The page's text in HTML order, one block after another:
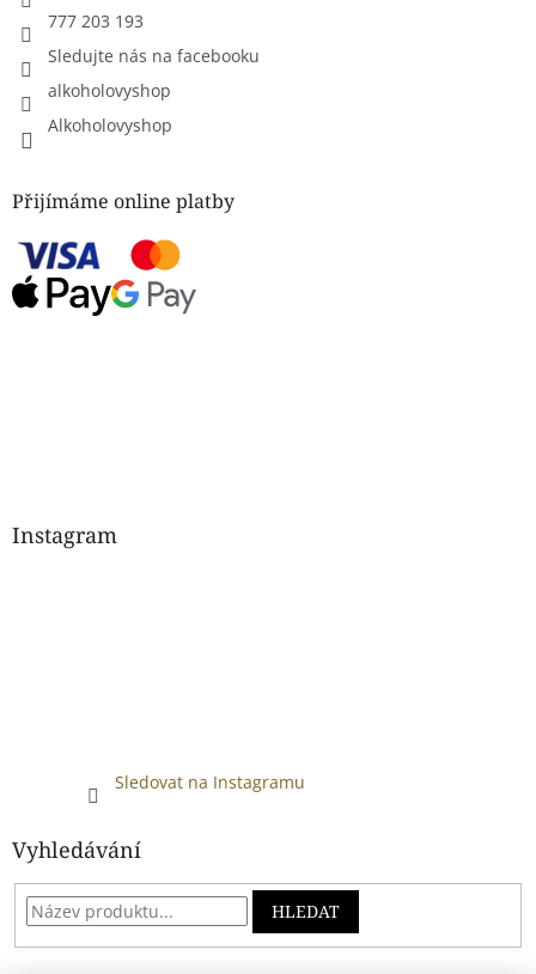
777 203 193
Sledujte nás na facebooku
alkoholovyshop
Alkoholovyshop
Přijímáme online platby
Instagram
Sledovat na Instagramu
Vyhledávání
HLEDAT